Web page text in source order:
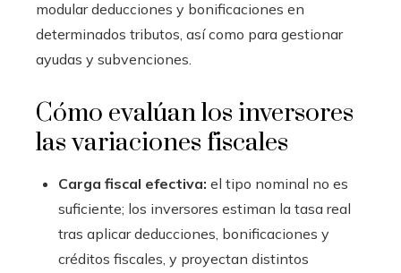
modular deducciones y bonificaciones en
determinados tributos, así como para gestionar
ayudas y subvenciones.
Cómo evalúan los inversores
las variaciones fiscales
Carga fiscal efectiva: el tipo nominal no es
suficiente; los inversores estiman la tasa real
tras aplicar deducciones, bonificaciones y
créditos fiscales, y proyectan distintos